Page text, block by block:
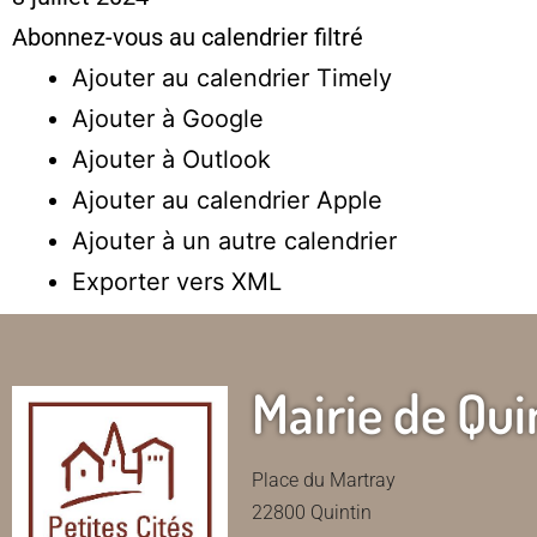
Abonnez-vous au calendrier filtré
Ajouter au calendrier Timely
Ajouter à Google
Ajouter à Outlook
Ajouter au calendrier Apple
Ajouter à un autre calendrier
Exporter vers XML
Mairie de
Place du Martray
22800 Quintin